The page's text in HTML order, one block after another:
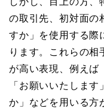
の取引先、初対面の
すか」を使用する際
ります。これらの相
が高い表現、例えば
「お願いいたしま
か」などを用いる方